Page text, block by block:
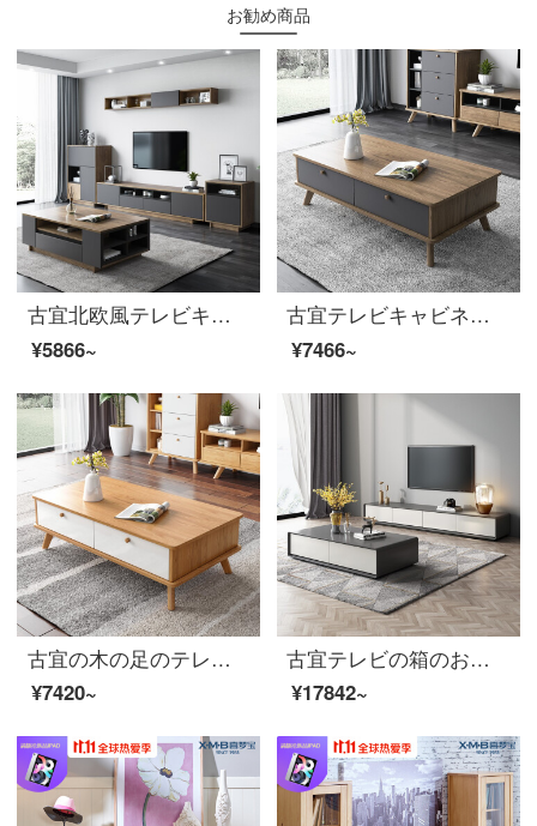
お勧め商品
古宜北欧風テレビキャビネット茶何組かの小戸型客間の背景の壁棚が簡単で現代的なセットの家具大斗キャビネット【灰色】
¥5866~
古宜テレビキャビネット茶何組かの小戸型北欧風客間の背景の壁棚棚棚棚棚棚を簡単に予約した現代家具喫茶【灰色】
¥7466~
古宜の木の足のテレビの箱のお茶の何組かの小型の部屋型の客間が簡単に現代の斗の箱の背景の壁の箱のスーツの家具のお茶を予約します。
¥7420~
古宜テレビの箱のお茶の何斗の箱のスーツの小型北欧の風格は簡単で現代的な家具のテレビの箱+お茶の何
¥17842~